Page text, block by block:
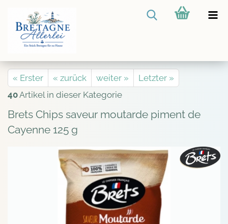
« Erster « zurück weiter »
Letzter »
40Artikel in dieser Kategorie
Brets Chips saveur moutarde piment de
Cayenne 125 g